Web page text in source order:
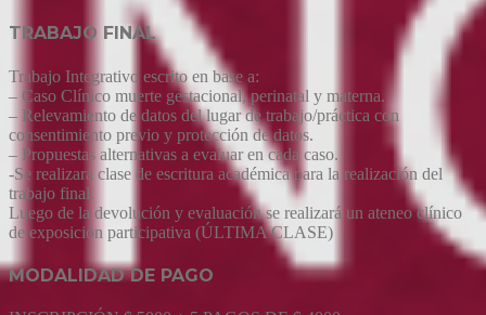
TRABAJO FINAL
Trabajo Integrativo escrito en base a:
– Caso Clínico muerte gestacional, perinatal y materna.
– Relevamiento de datos del lugar de trabajo/práctica con
consentimiento previo y protección de datos.
– Propuestas alternativas a evaluar en cada caso.
-Se realizará clase de escritura académica para la realización del
trabajo final.
Luego de la devolución y evaluación se realizará un ateneo clínico
de exposición participativa (ÚLTIMA CLASE)
MODALIDAD DE PAGO